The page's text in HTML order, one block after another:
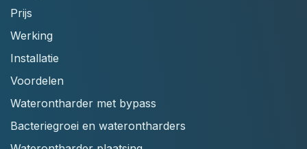
Prijs
Werking
Installatie
Voordelen
Waterontharder met bypass
Bacteriegroei en waterontharders